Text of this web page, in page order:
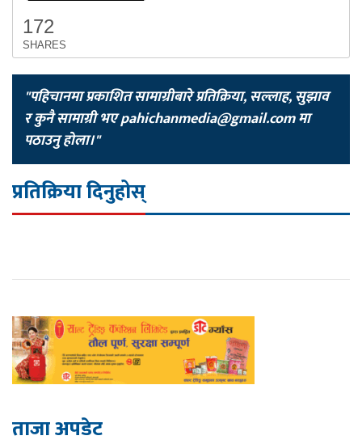
172
SHARES
"पहिचानमा प्रकाशित सामाग्रीबारे प्रतिक्रिया, सल्लाह, सुझाव
र कुनै सामाग्री भएpahichanmedia@gmail.comमा
पठाउनु होला।"
प्रतिक्रिया दिनुहोस्
ताजा अपडेट